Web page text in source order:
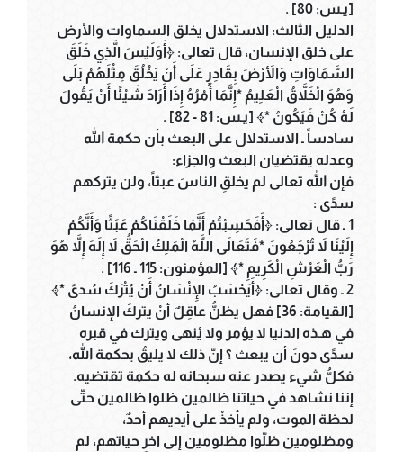
[يـس: 80] .
الدليل الثالث: الاستدلال يخلق السماوات والأرض
على خلق الإنسان، قال تعالى: ﴿أَوَلَيْسَ الَّذِي خَلَقَ
السَّمَاوَاتِ وَالأَرْضَ بِقَادِرٍ عَلَى أَنْ يَخْلُقَ مِثْلَهُمْ بَلَى
وَهُوَ الْخَلاَّقُ الْعَلِيمُ *إِنَّمَا أَمْرُهُ إِذَا أَرَادَ شَيْئًا أَنْ يَقُولَ
لَهُ كُنْ فَيَكُونُ *﴾ [يـس: 81 - 82] .
سادساً ـ الاستدلال على البعث بأن حكمة الله
وعدله يقتضيان البعث والجزاء:
فإن الله تعالى لم يخلقِ الناسَ عبثاً، ولن يتركهم
سدًى :
1 ـ قال تعالى: ﴿أَفَحَسِبْتُمْ أَنَّمَا خَلَقْنَاكُمْ عَبَثًا وَأَنَّكُمْ
إِلَيْنَا لاَ تُرْجَعُونَ *فَتَعَالَى اللَّهُ الْمَلِكُ الْحَقُّ لاَ إِلَهَ إِلاَّ هُوَ
رَبُّ الْعَرْشِ الْكَرِيمِ *﴾ [المؤمنون: 115 ـ 116] .
2 ـ وقال تعالى: ﴿أَيَحْسَبُ الإِنْسَانُ أَنْ يُتْرَكَ سُدىً *﴾
[القيامة: 36] فهل يظنُّ عاقِلٌ أنْ يتركَ الإنسانُ
في هـذه الدنيا لا يؤمر ولا يُنهى ويترك في قبره
سدًى دونَ أن يبعث ؟ إنّ ذلك لا يليقُ بحكمة الله،
فكلُّ شيء يصدر عنه سبحانه له حكمة تقتضيه.
إننا نشاهد في حياتنا ظالمين ظلوا ظالمين حتّى
لحظة الموت، ولم يأخذْ على أيديهم أحدٌ،
ومظلومين ظلّوا مظلومين إلى اخرِ حياتهم، لم